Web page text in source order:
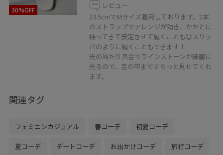
30%OFF
レビュー
23.5cmでMサイズ着用しております。2本
のストラップでアレンジが効き、かかとに
持ってきて安定させて履くことも◎スリッ
パのように履くこともできます！
光の当たり具合でラインストーンが綺麗に
光るので、足の甲まですらっと見せてくれ
ます。
関連タグ
フェミニンカジュアル 春コーデ 初夏コーデ
夏コーデ デートコーデ お出かけコーデ 旅行コーデ